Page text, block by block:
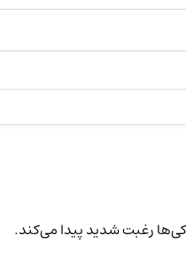
رغبت شدید پیدا می‌کند.